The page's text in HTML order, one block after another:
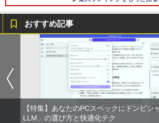
15.6インチ 中古美品 マ
ー MPro NB530 フル
超高性能 第10世代
B/ 爆速NVMe式1TB-
無線Wi-Fi6/ Office付き
ートパソコン 中古パソ
込送料無料 あす楽対応
￥39,990
＼11日まで限定価格／
コン 新品 高性能 第14
ei7 Corei5 Corei3
6GB〜1TB メモリ
s11 WPS Office付き 動
ク 安い 高スペック デ
ネス オフィス業務 事務
ク
カット VAパネル
レア MAXZEN
￥9,480
おすすめ記事
【特集】あなたのPCスペックにドンピシ
LLM」の選び方と快適化テク